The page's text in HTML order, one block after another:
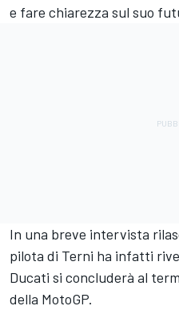
e fare chiarezza sul suo
In una breve intervista
pilota di Terni ha infatti
Ducati si concluderà al
della MotoGP.